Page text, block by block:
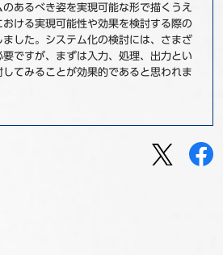
あるべき姿を実現可能な形で描くうえ
ける実現可能性や効果を検討する際の
した。システム化の検討には、さまざ
ですが、まずは入力、処理、出力とい
てみることが効果的であると思われま